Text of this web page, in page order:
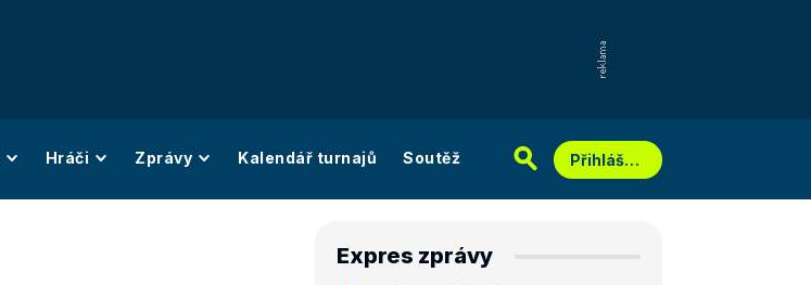
Hráči Zprávy Kalendář turnajů Soutěž Přihlášení
Expres zprávy